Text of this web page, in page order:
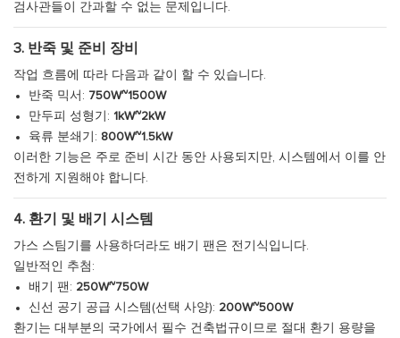
검사관들이 간과할 수 없는 문제입니다.
3. 반죽 및 준비 장비
작업 흐름에 따라 다음과 같이 할 수 있습니다.
반죽 믹서: 750W~1500W
만두피 성형기: 1kW~2kW
육류 분쇄기: 800W~1.5kW
이러한 기능은 주로 준비 시간 동안 사용되지만, 시스템에서 이를 안
전하게 지원해야 합니다.
4. 환기 및 배기 시스템
가스 스팀기를 사용하더라도 배기 팬은 전기식입니다.
일반적인 추첨:
배기 팬: 250W~750W
신선 공기 공급 시스템(선택 사양): 200W~500W
환기는 대부분의 국가에서 필수 건축법규이므로 절대 환기 용량을